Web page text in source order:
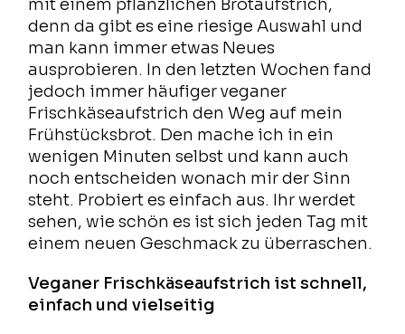
mit einem pflanzlichen Brotaufstrich,
denn da gibt es eine riesige Auswahl und
man kann immer etwas Neues
ausprobieren. In den letzten Wochen fand
jedoch immer häufiger veganer
Frischkäseaufstrich den Weg auf mein
Frühstücksbrot. Den mache ich in ein
wenigen Minuten selbst und kann auch
noch entscheiden wonach mir der Sinn
steht. Probiert es einfach aus. Ihr werdet
sehen, wie schön es ist sich jeden Tag mit
einem neuen Geschmack zu überraschen.
Veganer Frischkäseaufstrich ist schnell,
einfach und vielseitig